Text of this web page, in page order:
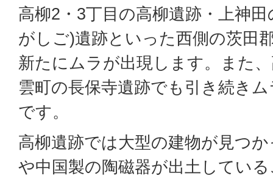
高柳2・3丁目の高柳遺跡・上神
がしご)遺跡といった西側の茨田
新たにムラが出現します。また
雲町の長保寺遺跡でも引き続き
です。
高柳遺跡では大型の建物が見つ
や中国製の陶磁器が出土してい